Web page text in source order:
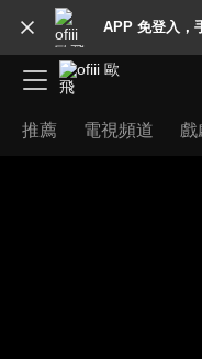
APP 免登入，
推薦 電視頻道 戲